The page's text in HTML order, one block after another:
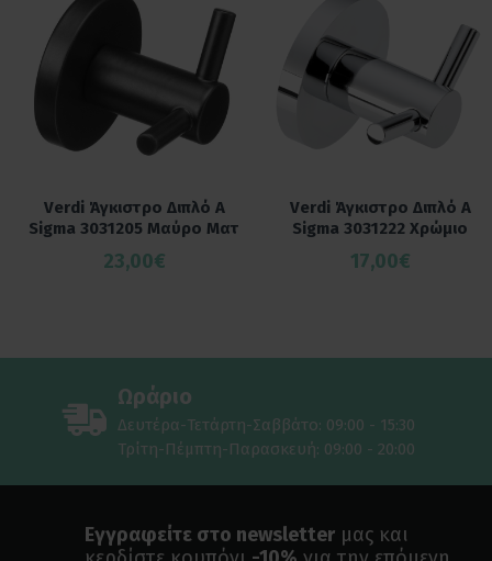
Verdi Άγκιστρο Διπλό Α
Sigma 3031205 Μαύρο Ματ
23,00€
Verdi Άγκιστρο Διπλό Α
Sigma 3031222 Χρώμιο
17,00€
Ωράριο
Δευτέρα-Τετάρτη-Σαββάτο: 09:00 - 15:30
Τρίτη-Πέμπτη-Παρασκευή: 09:00 - 20:00
Εγγραφείτε στο newsletterμας και